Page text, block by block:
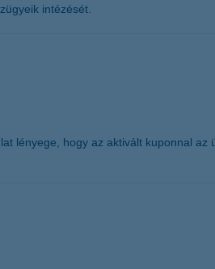
intézését.
lényege, hogy az aktivált kuponnal az